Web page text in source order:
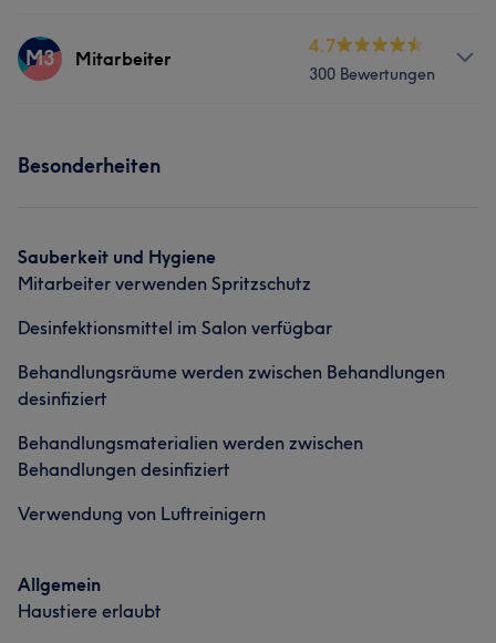
Was unsere Kunden über Mitarbeiter sagen
Herzlich 6
Services
Was unsere Kunden über Mitarbeiter sagen
Gründlich 6
M3 Mitarbeiter
4.7
300 Bewertungen
Was unsere Kunden über Mitarbeiter sagen
Gründlich
Herzlich 5
Besonderheiten
Sauberkeit und Hygiene
Mitarbeiter verwenden Spritzschutz
Desinfektionsmittel im Salon verfügbar
Behandlungsräume werden zwischen Behandlungen
desinfiziert
Behandlungsmaterialien werden zwischen
Behandlungen desinfiziert
Verwendung von Luftreinigern
Allgemein
Haustiere erlaubt